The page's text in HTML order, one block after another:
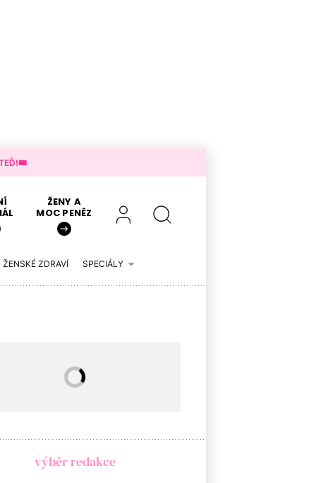
TEĎ!🎟️
ŽENY A
MOC PENĚZ
ŽENSKÉ ZDRAVÍ SPECIÁLY
výběr redakce